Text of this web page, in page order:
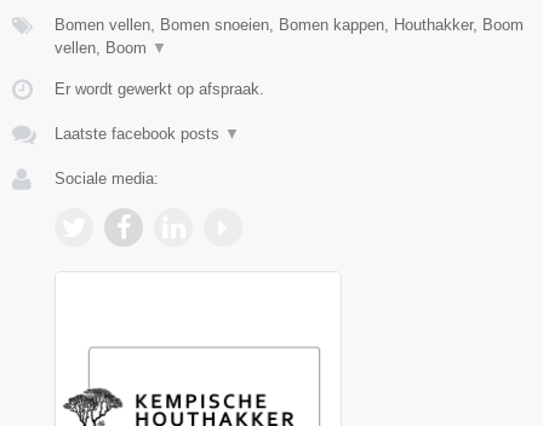
Bomen vellen, Bomen snoeien, Bomen kappen, Houthakker, Boom
vellen, Boom ▼
Er wordt gewerkt op afspraak.
Laatste facebook posts ▼
Sociale media: